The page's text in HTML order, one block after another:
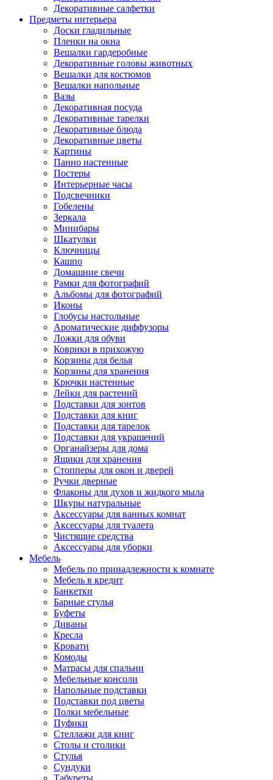
Декоративные салфетки
Предметы интерьера
Доски гладильные
Пленки на окна
Вешалки гардеробные
Декоративные головы животных
Вешалки для костюмов
Вешалки напольные
Вазы
Декоративная посуда
Декоративные тарелки
Декоративные блюда
Декоративные цветы
Картины
Панно настенные
Постеры
Интерьерные часы
Подсвечники
Гобелены
Зеркала
Минибары
Шкатулки
Ключницы
Кашпо
Домашние свечи
Рамки для фотографий
Альбомы для фотографий
Иконы
Глобусы настольные
Ароматические диффузоры
Ложки для обуви
Коврики в прихожую
Корзины для белья
Корзины для хранения
Крючки настенные
Лейки для растений
Подставки для зонтов
Подставки для книг
Подставки для тарелок
Подставки для украшений
Органайзеры для дома
Ящики для хранения
Стопперы для окон и дверей
Ручки дверные
Флаконы для духов и жидкого мыла
Шкуры натуральные
Аксессуары для ванных комнат
Аксессуары для туалета
Чистящие средства
Аксессуары для уборки
Мебель
Мебель по принадлежности к комнате
Мебель в кредит
Банкетки
Барные стулья
Буфеты
Диваны
Кресла
Кровати
Комоды
Матрасы для спальни
Мебельные консоли
Напольные подставки
Подставки под цветы
Полки мебельные
Пуфики
Стеллажи для книг
Столы и столики
Стулья
Сундуки
Табуреты